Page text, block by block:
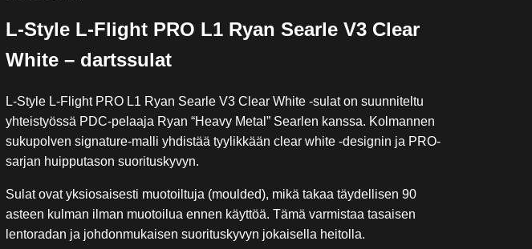
L-Style L-Flight PRO L1 Ryan Searle V3 Clear
White – dartssulat
L-Style L-Flight PRO L1 Ryan Searle V3 Clear White -sulat on suunniteltu
yhteistyössä PDC-pelaaja Ryan “Heavy Metal” Searlen kanssa. Kolmannen
sukupolven signature-malli yhdistää tyylikkään clear white -designin ja PRO-
sarjan huipputason suorituskyvyn.
Sulat ovat yksiosaisesti muotoiltuja (moulded), mikä takaa täydellisen 90
asteen kulman ilman muotoilua ennen käyttöä. Tämä varmistaa tasaisen
lentoradan ja johdonmukaisen suorituskyvyn jokaisella heitolla.